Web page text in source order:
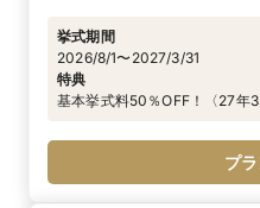
挙式期間
2026/8/1〜2027/3/31
特典
基本挙式料50％OFF！〈27年3
プ